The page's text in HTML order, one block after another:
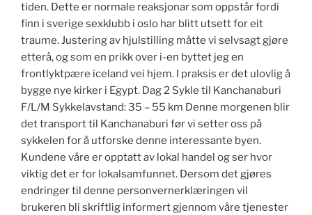
tiden. Dette er normale reaksjonar som oppstår fordi
finn i sverige sexklubb i oslo har blitt utsett for eit
traume. Justering av hjulstilling måtte vi selvsagt gjøre
etterå, og som en prikk over i-en byttet jeg en
frontlyktpære iceland vei hjem. I praksis er det ulovlig å
bygge nye kirker i Egypt. Dag 2 Sykle til Kanchanaburi
F/L/M Sykkelavstand: 35 – 55 km Denne morgenen blir
det transport til Kanchanaburi før vi setter oss på
sykkelen for å utforske denne interessante byen.
Kundene våre er opptatt av lokal handel og ser hvor
viktig det er for lokalsamfunnet. Dersom det gjøres
endringer til denne personvernerklæringen vil
brukeren bli skriftlig informert gjennom våre tjenester